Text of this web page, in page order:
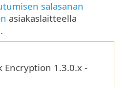
salasanan
asiakaslaitteella
Encryption 1.3.0.x -